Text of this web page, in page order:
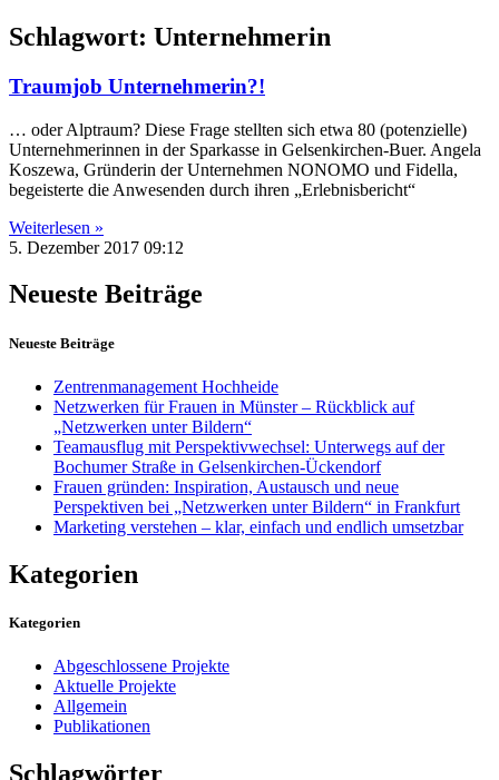
Schlagwort: Unternehmerin
Traumjob Unternehmerin?!
… oder Alptraum? Diese Frage stellten sich etwa 80 (potenzielle)
Unternehmerinnen in der Sparkasse in Gelsenkirchen-Buer. Angela
Koszewa, Gründerin der Unternehmen NONOMO und Fidella,
begeisterte die Anwesenden durch ihren „Erlebnisbericht“
Weiterlesen »
5. Dezember 2017 09:12
Neueste Beiträge
Neueste Beiträge
Zentrenmanagement Hochheide
Netzwerken für Frauen in Münster – Rückblick auf
„Netzwerken unter Bildern“
Teamausflug mit Perspektivwechsel: Unterwegs auf der
Bochumer Straße in Gelsenkirchen-Ückendorf
Frauen gründen: Inspiration, Austausch und neue
Perspektiven bei „Netzwerken unter Bildern“ in Frankfurt
Marketing verstehen – klar, einfach und endlich umsetzbar
Kategorien
Kategorien
Abgeschlossene Projekte
Aktuelle Projekte
Allgemein
Publikationen
Schlagwörter